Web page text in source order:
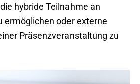
hybride Teilnahme an
ermöglichen oder externe
Präsenzveranstaltung zu